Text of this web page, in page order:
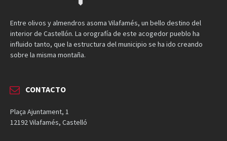
Entre olivos y almendros asoma Vilafamés, un bello destino del
interior de Castellón. La orografía de este acogedor pueblo ha
influido tanto, que la estructura del municipio se ha ido creando
sobre la misma montaña.
CONTACTO
Plaça Ajuntament, 1
12192 Vilafamés, Castelló